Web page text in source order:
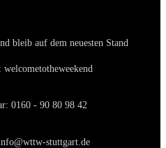
bleib auf dem neuesten Stand
0160 - 90 80 98 42
stuttgart.de